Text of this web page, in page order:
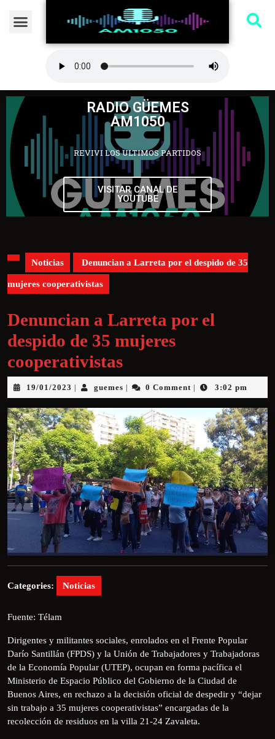
RADIO GÜEMES
AM1050
REVIVI LOS ULTIMOS PARTIDOS
VISITAR CANAL DE
YOUTUBE
Noticias Denuncian a Larreta por el despido de 35
mujeres cooperativistas
Denuncian a Larreta por el
despido de 35 mujeres
cooperativistas
19/01/2023 guemes 0 Comment 3:02 pm
Categories: Noticias
Fuente: Télam
Dirigentes y militantes sociales, enrolados en el Frente Popular
Darío Santillán (FPDS) y la Unión de Trabajadores y Trabajadoras
de la Economía Popular (UTEP), ocupan en forma pacífica el
Ministerio de Espacio Público del Gobierno de la Ciudad de
Buenos Aires, en rechazo a la decisión oficial de despedir y “dejar
sin trabajo a 35 mujeres cooperativistas” encargadas de la
recolección de residuos en la villa 21-24 Zavaleta.